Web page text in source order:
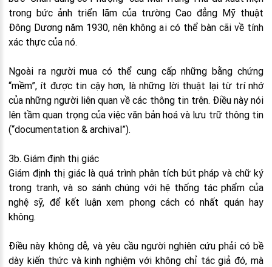
trong bức ảnh triển lãm của trường Cao đẳng Mỹ thuật
Đông Dương năm 1930, nên không ai có thể bàn cãi về tính
xác thực của nó.
Ngoài ra người mua có thể cung cấp những bằng chứng
“mềm”, ít được tin cậy hơn, là những lời thuật lại từ trí nhớ
của những người liên quan về các thông tin trên. Điều này nói
lên tầm quan trọng của việc văn bản hoá và lưu trữ thông tin
(“documentation & archival”).
3b. Giám định thị giác
Giám định thị giác là quá trình phân tích bút pháp và chữ ký
trong tranh, và so sánh chúng với hệ thống tác phẩm của
nghệ sỹ, để kết luận xem phong cách có nhất quán hay
không.
Điều này không dễ, và yêu cầu người nghiên cứu phải có bề
dày kiến thức và kinh nghiệm với không chỉ tác giả đó, mà